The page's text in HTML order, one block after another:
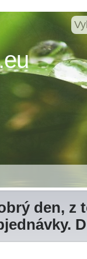
den, z